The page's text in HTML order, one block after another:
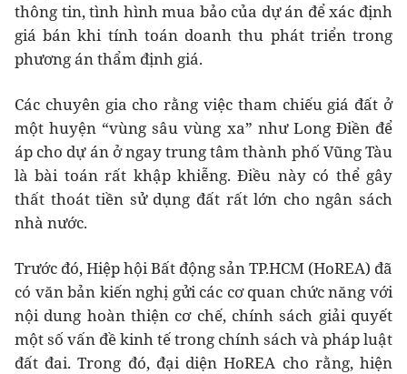
thông tin, tình hình mua bảo của dự án để xác định
giá bán khi tính toán doanh thu phát triển trong
phương án thẩm định giá.
Các chuyên gia cho rằng việc tham chiếu giá đất ở
một huyện “vùng sâu vùng xa” như Long Điền để
áp cho dự án ở ngay trung tâm thành phố Vũng Tàu
là bài toán rất khập khiễng. Điều này có thể gây
thất thoát tiền sử dụng đất rất lớn cho ngân sách
nhà nước.
Trước đó, Hiệp hội Bất động sản TP.HCM (HoREA) đã
có văn bản kiến nghị gửi các cơ quan chức năng với
nội dung hoàn thiện cơ chế, chính sách giải quyết
một số vấn đề kinh tế trong chính sách và pháp luật
đất đai. Trong đó, đại diện HoREA cho rằng, hiện